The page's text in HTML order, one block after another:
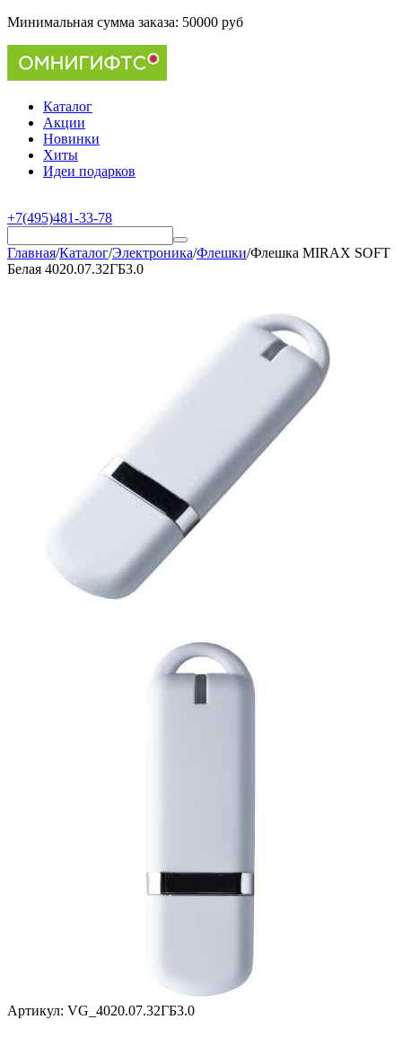
Минимальная сумма заказа: 50000 руб
Каталог
Акции
Новинки
Хиты
Идеи подарков
+7(495)481-33-78
Главная/Каталог/Электроника/Флешки/Флешка MIRAX SOFT
Белая 4020.07.32ГБ3.0
Артикул: VG_4020.07.32ГБ3.0